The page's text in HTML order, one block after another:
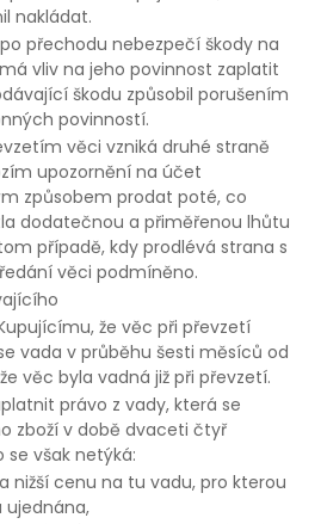
nakládat.
přechodu nebezpečí škody na
vliv na jeho povinnost zaplatit
škodu způsobil porušením
povinností.
věci vzniká druhé straně
upozornění na účet
způsobem prodat poté, co
dodatečnou a přiměřenou lhůtu
případě, kdy prodlévá strana s
věci podmíněno.
že věc při převzetí
vada v průběhu šesti měsíců od
věc byla vadná již při převzetí.
právo z vady, která se
zboží v době dvaceti čtyř
však netýká:
nižší cenu na tu vadu, pro kterou
ujednána,